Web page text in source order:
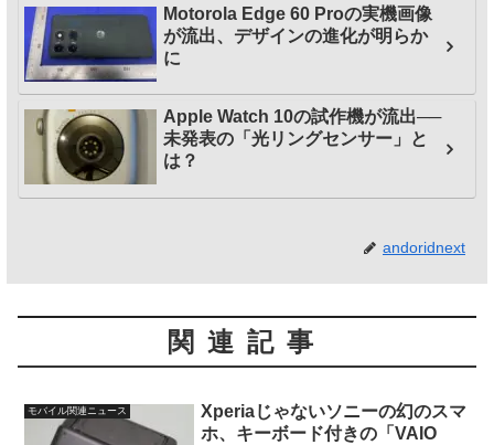
Motorola Edge 60 Proの実機画像
が流出、デザインの進化が明らか
に
Apple Watch 10の試作機が流出──
未発表の「光リングセンサー」と
は？
andoridnext
関連記事
モバイル関連ニュース
Xperiaじゃないソニーの幻のスマ
ホ、キーボード付きの「VAIO